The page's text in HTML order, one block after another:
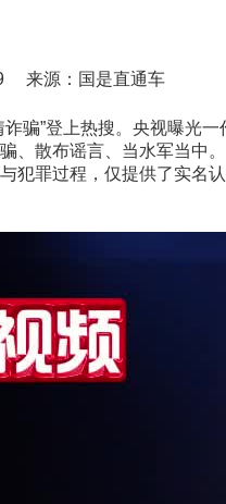
来源：国是直通车
”登上热搜。央视曝光一
、散布谣言、当水军当中
犯罪过程，仅提供了实名